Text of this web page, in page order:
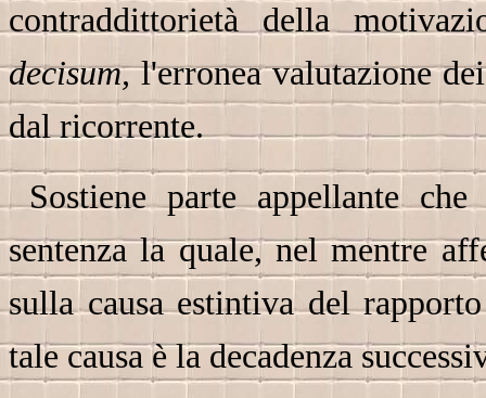
contraddittorietà della
decisum,l'erronea valutazione
dal ricorrente.
Sostiene parte appellante
sentenza la quale, nel mentre
sulla causa estintiva del
tale causa è la decadenza